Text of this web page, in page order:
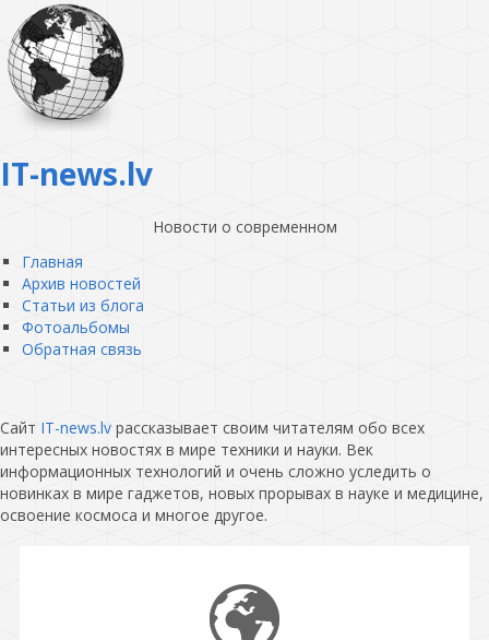
IT-news.lv
Новости о современном
Главная
Архив новостей
Статьи из блога
Фотоальбомы
Обратная связь
Сайт IT-news.lv рассказывает своим читателям обо всех
интересных новостях в мире техники и науки. Век
информационных технологий и очень сложно уследить о
новинках в мире гаджетов, новых прорывах в науке и медицине,
освоение космоса и многое другое.